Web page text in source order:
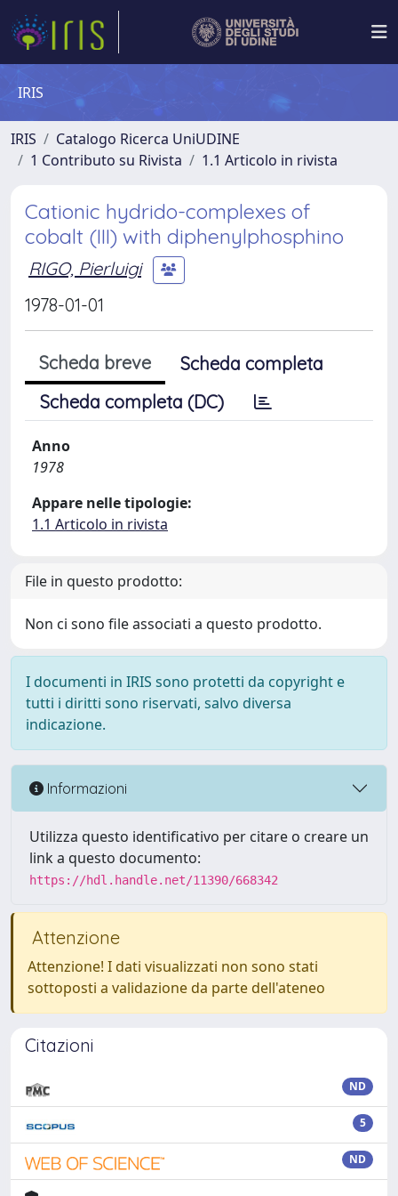
IRIS
IRIS
Catalogo Ricerca UniUDINE
1 Contributo su Rivista
1.1 Articolo in rivista
Cationic hydrido-complexes of
cobalt (III) with diphenylphosphino
RIGO, Pierluigi
1978-01-01
Scheda breve
Scheda completa
Scheda completa (DC)
Anno
1978
Appare nelle tipologie:
1.1 Articolo in rivista
File in questo prodotto:
Non ci sono file associati a questo prodotto.
I documenti in IRIS sono protetti da copyright e
tutti i diritti sono riservati, salvo diversa
indicazione.
Informazioni
Utilizza questo identificativo per citare o creare un
link a questo documento:
https://hdl.handle.net/11390/668342
Attenzione
Attenzione! I dati visualizzati non sono stati
sottoposti a validazione da parte dell'ateneo
Citazioni
ND
5
ND